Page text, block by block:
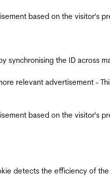
based on the visitor's
synchronising the ID across
relevant advertisement -
based on the visitor's
detects the efficiency of